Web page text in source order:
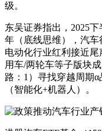
级。
东吴证券指出，2025
年（底线思维），汽车
电动化行业红利接近
用车/两轮车等子版块
路：1）寻找穿越周期
（智能化+机器人）。